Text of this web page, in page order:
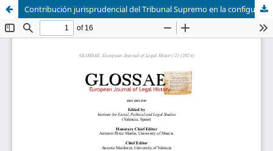
Contribución jurisprudencial del Tribunal Supremo en la configuración jurídica del delito de violación de secretos en los funcionarios públicos (1870-1978)